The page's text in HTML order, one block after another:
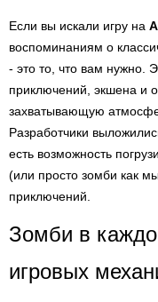
Если вы искали игру на
воспоминаниям о
- это то, что вам нужно.
приключений, экшена и
захватывающую
Разработчики
есть возможность
(или просто зомби как
приключений.
Зомби в
игровых